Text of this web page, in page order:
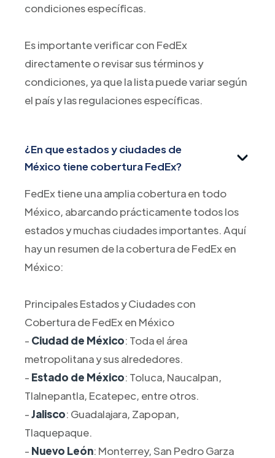
condiciones específicas.
Es importante verificar con FedEx
directamente o revisar sus términos y
condiciones, ya que la lista puede variar según
el país y las regulaciones específicas.
¿En que estados y ciudades de
México tiene cobertura FedEx?
FedEx tiene una amplia cobertura en todo
México, abarcando prácticamente todos los
estados y muchas ciudades importantes. Aquí
hay un resumen de la cobertura de FedEx en
México:
Principales Estados y Ciudades con
Cobertura de FedEx en México
- Ciudad de México: Toda el área
metropolitana y sus alrededores.
- Estado de México: Toluca, Naucalpan,
Tlalnepantla, Ecatepec, entre otros.
-Jalisco: Guadalajara, Zapopan,
Tlaquepaque.
- Nuevo León: Monterrey, San Pedro Garza